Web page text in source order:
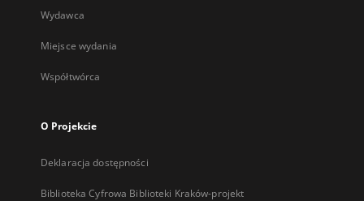
Wydawca
Miejsce wydania
Współtwórca
O Projekcie
Deklaracja dostępności
Biblioteka Cyfrowa Biblioteki Kraków-projekt